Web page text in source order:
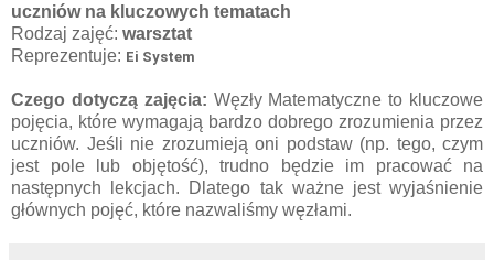
uczniów na kluczowych tematach
Rodzaj zajęć: warsztat
Reprezentuje: Ei System
Czego dotyczą zajęcia: Węzły Matematyczne to kluczowe
pojęcia, które wymagają bardzo dobrego zrozumienia przez
uczniów. Jeśli nie zrozumieją oni podstaw (np. tego, czym
jest pole lub objętość), trudno będzie im pracować na
następnych lekcjach. Dlatego tak ważne jest wyjaśnienie
głównych pojęć, które nazwaliśmy węzłami.